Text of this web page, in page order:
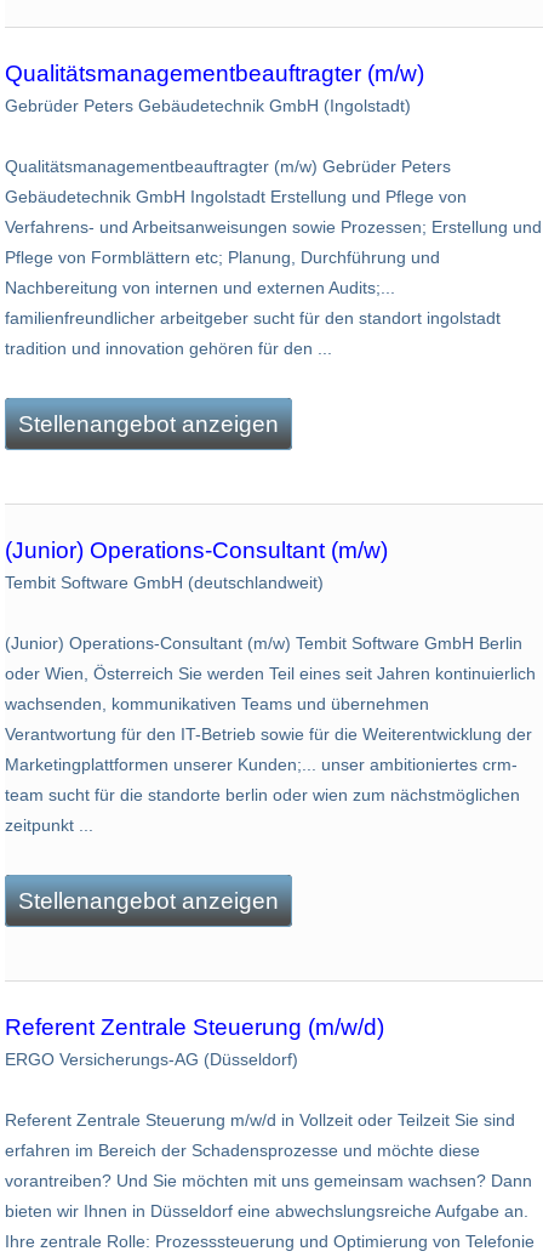
Qualitätsmanagementbeauftragter (m/w)
Gebrüder Peters Gebäudetechnik GmbH (Ingolstadt)
Qualitätsmanagementbeauftragter (m/w) Gebrüder Peters
Gebäudetechnik GmbH Ingolstadt Erstellung und Pflege von
Verfahrens- und Arbeitsanweisungen sowie Prozessen; Erstellung und
Pflege von Formblättern etc; Planung, Durchführung und
Nachbereitung von internen und externen Audits;...
familienfreundlicher arbeitgeber sucht für den standort ingolstadt
tradition und innovation gehören für den ...
Stellenangebot anzeigen
(Junior) Operations-Consultant (m/w)
Tembit Software GmbH (deutschlandweit)
(Junior) Operations-Consultant (m/w) Tembit Software GmbH Berlin
oder Wien, Österreich Sie werden Teil eines seit Jahren kontinuierlich
wachsenden, kommunikativen Teams und übernehmen
Verantwortung für den IT-Betrieb sowie für die Weiterentwicklung der
Marketingplattformen unserer Kunden;... unser ambitioniertes crm-
team sucht für die standorte berlin oder wien zum nächstmöglichen
zeitpunkt ...
Stellenangebot anzeigen
Referent Zentrale Steuerung (m/w/d)
ERGO Versicherungs-AG (Düsseldorf)
Referent Zentrale Steuerung m/w/d in Vollzeit oder Teilzeit Sie sind
erfahren im Bereich der Schadensprozesse und möchte diese
vorantreiben? Und Sie möchten mit uns gemeinsam wachsen? Dann
bieten wir Ihnen in Düsseldorf eine abwechslungsreiche Aufgabe an.
Ihre zentrale Rolle: Prozesssteuerung und Optimierung von Telefonie